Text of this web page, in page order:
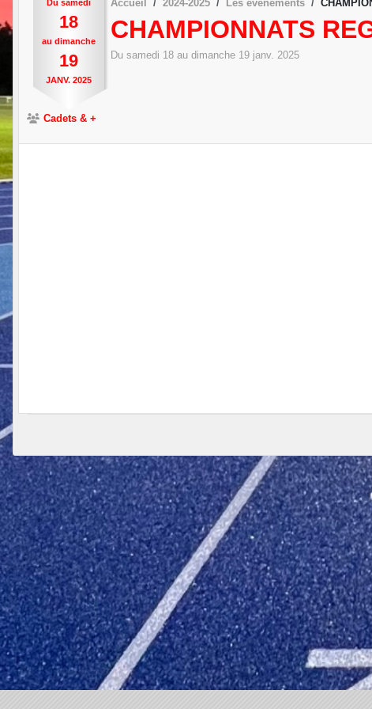
Du samedi
18
au dimanche
19
JANV. 2025
Accueil 2024-2025 Les évènements
CHAMPIONNATS
Du samedi 18 au dimanche 19 janv. 2025
Cadets & +